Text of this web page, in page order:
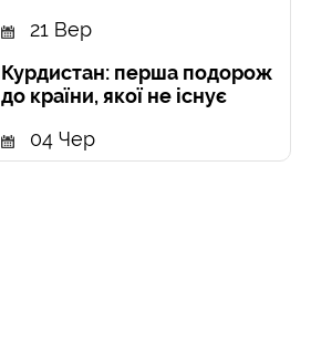
21 Вер
Курдистан: перша подорож
до країни, якої не існує
04 Чер